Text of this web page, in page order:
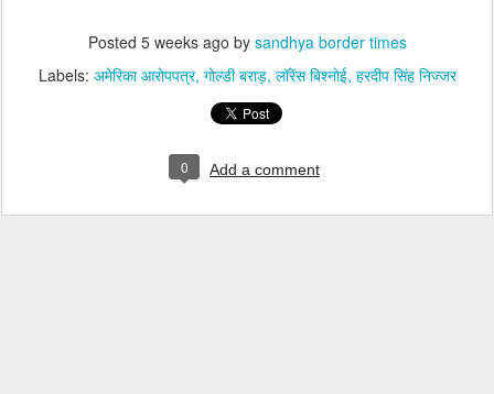
Posted 5 weeks ago by sandhya border times
Labels: अमेरिका आरोपपत्र गोल्डी बराड़ लॉरेंस बिश्नोई हरदीप सिंह निज्जर
0 Add a comment